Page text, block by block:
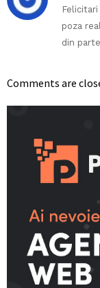
poza
din
Comments are